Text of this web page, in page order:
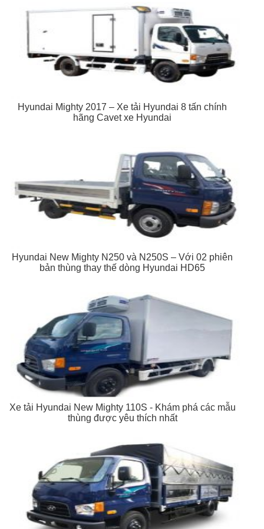
Hyundai Mighty 2017 – Xe tải Hyundai 8 tấn chính
hãng Cavet xe Hyundai
Hyundai New Mighty N250 và N250S – Với 02 phiên
bản thùng thay thế dòng Hyundai HD65
Xe tải Hyundai New Mighty 110S - Khám phá các mẫu
thùng được yêu thích nhất